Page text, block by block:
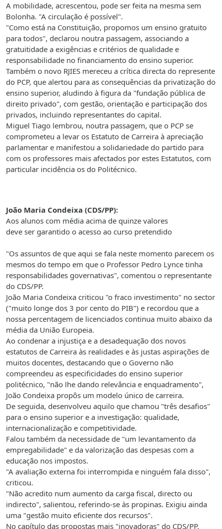
A mobilidade, acrescentou, pode ser feita na mesma sem
Bolonha. "A circulação é possível".
"Como está na Constituição, propomos um ensino gratuito
para todos", declarou noutra passagem, associando a
gratuitidade a exigências e critérios de qualidade e
responsabilidade no financiamento do ensino superior.
Também o novo RJIES mereceu a crítica directa do represente
do PCP, que alertou para as consequências da privatização do
ensino superior, aludindo à figura da "fundação pública de
direito privado", com gestão, orientação e participação dos
privados, incluindo representantes do capital.
Miguel Tiago lembrou, noutra passagem, que o PCP se
comprometeu a levar os Estatuto de Carreira à apreciação
parlamentar e manifestou a solidariedade do partido para
com os professores mais afectados por estes Estatutos, com
particular incidência os do Politécnico.
João Maria Condeixa (CDS/PP):
Aos alunos com média acima de quinze valores
deve ser garantido o acesso ao curso pretendido
"Os assuntos de que aqui se fala neste momento parecem os
mesmos do tempo em que o Professor Pedro Lynce tinha
responsabilidades governativas", comentou o representante
do CDS/PP.
João Maria Condeixa criticou "o fraco investimento" no sector
("muito longe dos 3 por cento do PIB") e recordou que a
nossa percentagem de licenciados continua muito abaixo da
média da União Europeia.
Ao condenar a injustiça e a desadequação dos novos
estatutos de Carreira às realidades e às justas aspirações de
muitos docentes, destacando que o Governo não
compreendeu as especificidades do ensino superior
politécnico, "não lhe dando relevância e enquadramento",
João Condeixa propôs um modelo único de carreira.
De seguida, desenvolveu aquilo que chamou "três desafios"
para o ensino superior e a investigação: qualidade,
internacionalização e competitividade.
Falou também da necessidade de "um levantamento da
empregabilidade" e da valorização das despesas com a
educação nos impostos.
"A avaliação externa foi interrompida e ninguém fala disso",
criticou.
"Não acredito num aumento da carga fiscal, directo ou
indirecto", salientou, referindo-se às propinas. Exigiu ainda
uma "gestão muito eficiente dos recursos".
No capítulo das propostas mais "inovadoras" do CDS/PP,